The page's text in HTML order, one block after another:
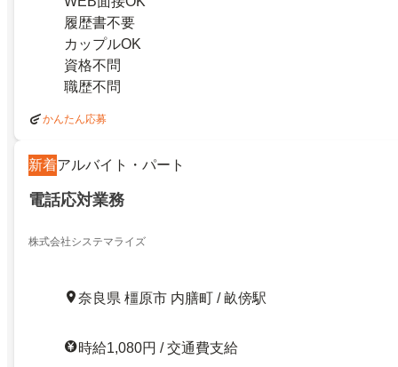
履歴書不要
カップルOK
資格不問
職歴不問
かんたん応募
新着アルバイト・パート
電話応対業務
株式会社システマライズ
奈良県 橿原市 内膳町 / 畝傍駅
時給1,080円 / 交通費支給